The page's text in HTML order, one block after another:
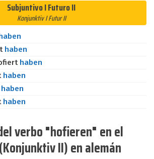
Subjuntivo I Futuro II
Konjunktiv I Futur II
haben
haben
haben
haben
haben
verbo "hofieren" en el
II) en alemán